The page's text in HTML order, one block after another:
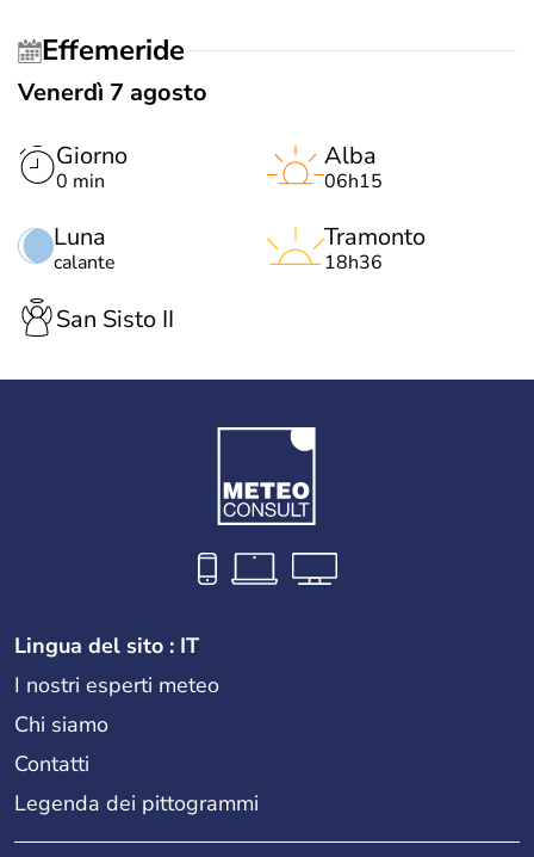
Effemeride
Venerdì 7 agosto
Giorno
0 min
Luna
calante
Alba
06h15
Tramonto
18h36
San Sisto II
Lingua del sito : IT
I nostri esperti meteo
Chi siamo
Contatti
Legenda dei pittogrammi